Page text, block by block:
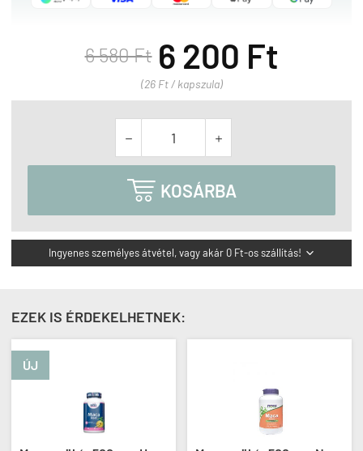
6 580 Ft 6 200 Ft
(26 Ft / kapszula)
 
 KOSÁRBA
Ingyenes személyes átvétel, vagy akár 0 Ft-os szállítás! 
EZEK IS ÉRDEKELHETNEK:
ÚJ